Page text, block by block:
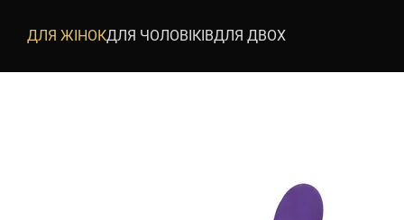
ДЛЯ ЖІНОКДЛЯ ЧОЛОВІКІВДЛЯ ДВОХ